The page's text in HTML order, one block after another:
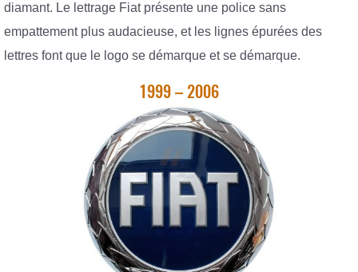
diamant. Le lettrage Fiat présente une police sans
empattement plus audacieuse, et les lignes épurées des
lettres font que le logo se démarque et se démarque.
1999 – 2006